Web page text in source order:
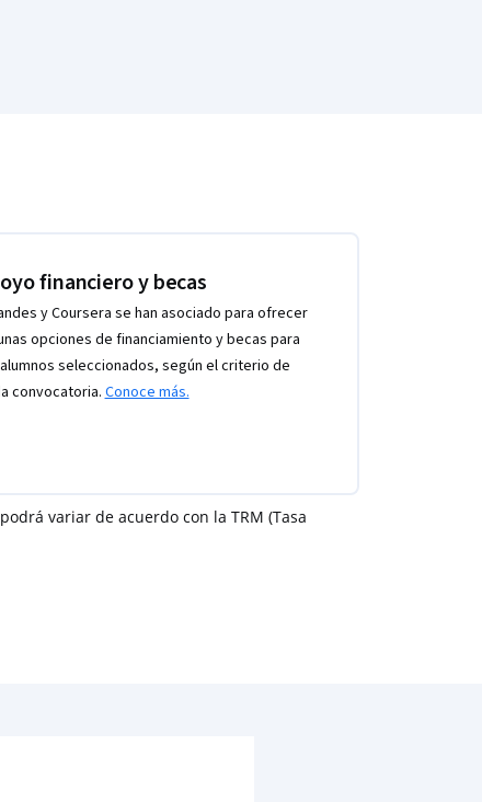
financiero y becas
y Coursera se han asociado para ofrecer
opciones de financiamiento y becas para
seleccionados, según el criterio de
convocatoria.Conoce más.
variar de acuerdo con la TRM (Tasa